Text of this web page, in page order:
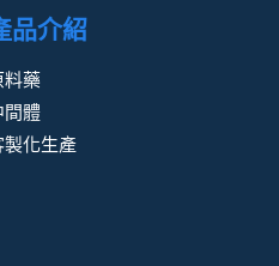
品介紹
料藥
間體
製化生產